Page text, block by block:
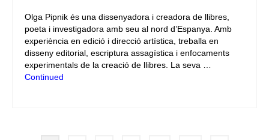
Olga Pipnik és una dissenyadora i creadora de llibres,
poeta i investigadora amb seu al nord d’Espanya. Amb
experiència en edició i direcció artística, treballa en
disseny editorial, escriptura assagística i enfocaments
experimentals de la creació de llibres. La seva …
Continued